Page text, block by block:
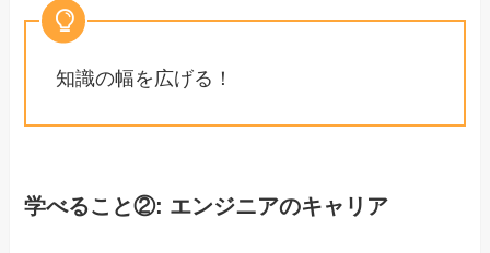
知識の幅を広げる！
学べること②: エンジニアのキャリア